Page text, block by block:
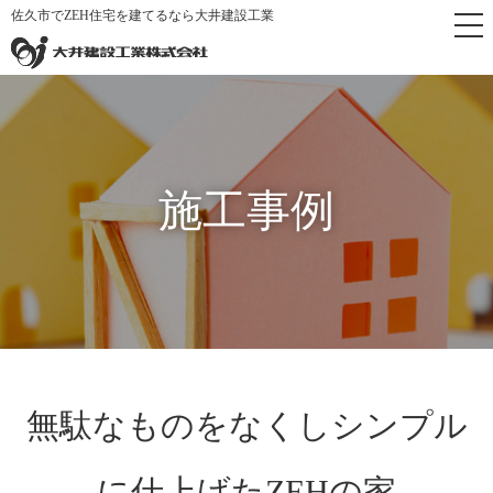
佐久市でZEH住宅を建てるなら大井建設工業
施工事例
トップペ
ージ
施工事
例
無駄なものをなくしシンプルに仕上げ
たZEHの家
無駄なものをなくしシンプル